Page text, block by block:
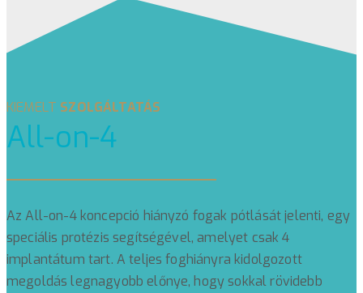
KIEMELT SZOLGÁLTATÁS
All-on-4
Az All-on-4 koncepció hiányzó fogak pótlását jelenti, egy
speciális protézis segítségével, amelyet csak 4
implantátum tart. A teljes foghiányra kidolgozott
megoldás legnagyobb előnye, hogy sokkal rövidebb